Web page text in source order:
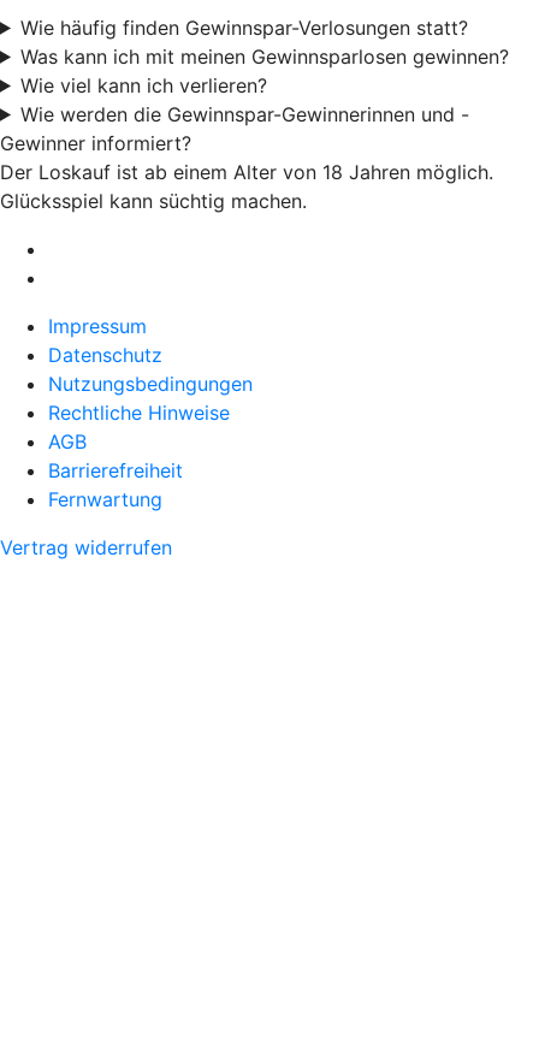
Wie häufig finden Gewinnspar-Verlosungen statt?
Was kann ich mit meinen Gewinnsparlosen gewinnen?
Wie viel kann ich verlieren?
Wie werden die Gewinnspar-Gewinnerinnen und -
Gewinner informiert?
Der Loskauf ist ab einem Alter von 18 Jahren möglich.
Glücksspiel kann süchtig machen.
Impressum
Datenschutz
Nutzungsbedingungen
Rechtliche Hinweise
AGB
Barrierefreiheit
Fernwartung
Vertrag widerrufen